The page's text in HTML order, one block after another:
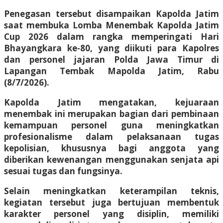
Penegasan tersebut disampaikan Kapolda Jatim
saat membuka Lomba Menembak Kapolda Jatim
Cup 2026 dalam rangka memperingati Hari
Bhayangkara ke-80, yang diikuti para Kapolres
dan personel jajaran Polda Jawa Timur di
Lapangan Tembak Mapolda Jatim, Rabu
(8/7/2026).
Kapolda Jatim mengatakan, kejuaraan
menembak ini merupakan bagian dari pembinaan
kemampuan personel guna meningkatkan
profesionalisme dalam pelaksanaan tugas
kepolisian, khususnya bagi anggota yang
diberikan kewenangan menggunakan senjata api
sesuai tugas dan fungsinya.
Selain meningkatkan keterampilan teknis,
kegiatan tersebut juga bertujuan membentuk
karakter personel yang disiplin, memiliki